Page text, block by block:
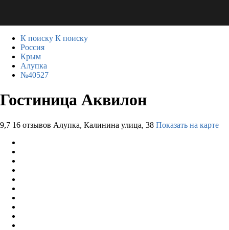
К поиску К поиску
Россия
Крым
Алупка
№40527
Гостиница Аквилон
9,7 16 отзывов Алупка, Калинина улица, 38 Показать на карте